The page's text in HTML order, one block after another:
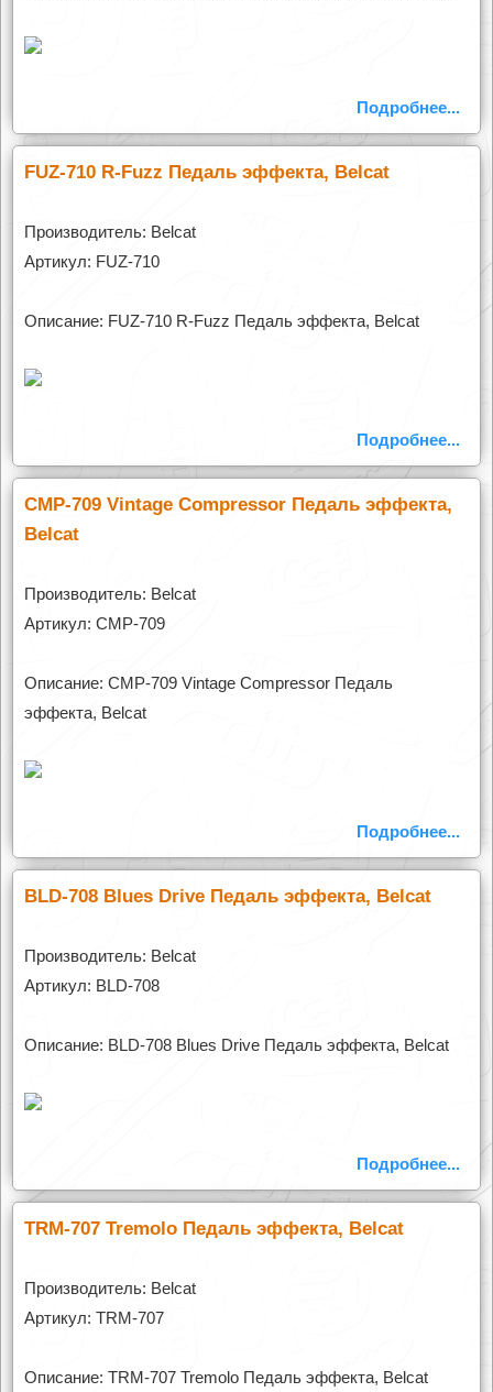
Подробнее...
FUZ-710 R-Fuzz Педаль эффекта, Belcat
Производитель: Belcat
Артикул: FUZ-710
Описание: FUZ-710 R-Fuzz Педаль эффекта, Belcat
Подробнее...
CMP-709 Vintage Compressor Педаль эффекта,
Belcat
Производитель: Belcat
Артикул: CMP-709
Описание: CMP-709 Vintage Compressor Педаль
эффекта, Belcat
Подробнее...
BLD-708 Blues Drive Педаль эффекта, Belcat
Производитель: Belcat
Артикул: BLD-708
Описание: BLD-708 Blues Drive Педаль эффекта, Belcat
Подробнее...
TRM-707 Tremolo Педаль эффекта, Belcat
Производитель: Belcat
Артикул: TRM-707
Описание: TRM-707 Tremolo Педаль эффекта, Belcat